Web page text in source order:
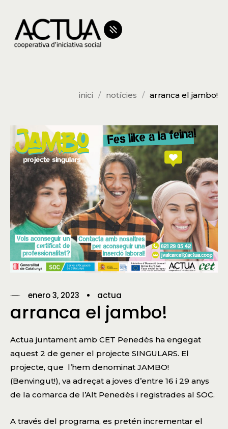
inici notícies arranca el jambo!
enero 3, 2023 actua
arranca el jambo!
Actua juntament amb CET Penedès ha engegat
aquest 2 de gener el projecte SINGULARS. El
projecte, que l’hem denominat JAMBO!
(Benvingut!), va adreçat a joves d’entre 16 i 29 anys
de la comarca de l’Alt Penedès i registrades al SOC.
A través del programa, es pretén incrementar el